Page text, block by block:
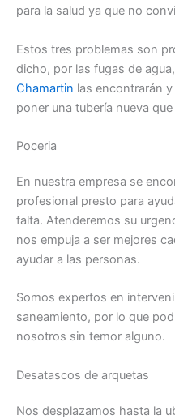
para la salud ya que no
Estos tres problemas son
dicho, por las fugas de
Chamartin las encontrarán
poner una tubería nueva
Poceria
En nuestra empresa se
profesional presto para
falta. Atenderemos su
nos empuja a ser mejores
ayudar a las personas.
Somos expertos en
saneamiento, por lo que
nosotros sin temor alguno.
Desatascos de arquetas
Nos desplazamos hasta la